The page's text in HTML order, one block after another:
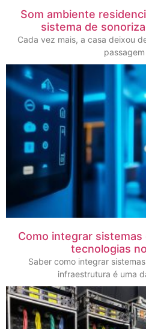
Som ambiente
sistema de
Cada vez mais, a casa deixou
Como integrar
tecnologias
Saber como integrar
infraestrutura é uma